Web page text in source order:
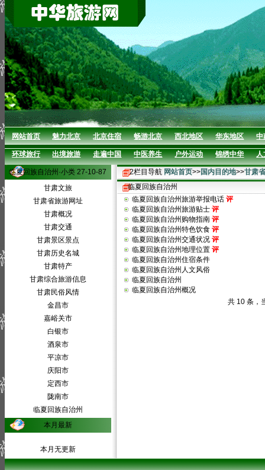
网站首页 魅力北京 北京住宿 畅游北京 西北地区 华东地区 中
环球旅行 出境旅游 走遍中国 中医养生 户外运动 锦绣中华 人
临夏回族自治州·小类 27-10-87
甘肃文旅
甘肃省旅游网址
甘肃概况
甘肃交通
甘肃景区景点
甘肃历史名城
甘肃特产
甘肃综合旅游信息
甘肃民俗风情
金昌市
嘉峪关市
白银市
酒泉市
平凉市
庆阳市
定西市
陇南市
临夏回族自治州
本月最新
本月无更新
2栏目导航 网站首页>>国内目的地>>甘肃省
临夏回族自治州
临夏回族自治州旅游举报电话 评
临夏回族自治州旅游贴士 评
临夏回族自治州购物指南 评
临夏回族自治州特色饮食 评
临夏回族自治州交通状况 评
临夏回族自治州地理位置 评
临夏回族自治州住宿条件
临夏回族自治州人文风俗
临夏回族自治州
临夏回族自治州概况
共 10 条，